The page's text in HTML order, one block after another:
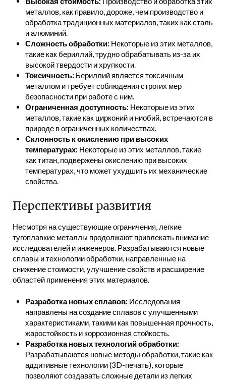
металлов, как правило, дороже, чем производство и
обработка традиционных материалов, таких как сталь
и алюминий.
Сложность обработки: Некоторые из этих металлов,
такие как бериллий, трудно обрабатывать из-за их
высокой твердости и хрупкости.
Токсичность: Бериллий является токсичным
металлом и требует соблюдения строгих мер
безопасности при работе с ним.
Ограниченная доступность: Некоторые из этих
металлов, такие как цирконий и ниобий, встречаются в
природе в ограниченных количествах.
Склонность к окислению при высоких
температурах: Некоторые из этих металлов, такие
как титан, подвержены окислению при высоких
температурах, что может ухудшить их механические
свойства.
Перспективы развития
Несмотря на существующие ограничения, легкие
тугоплавкие металлы продолжают привлекать внимание
исследователей и инженеров. Разрабатываются новые
сплавы и технологии обработки, направленные на
снижение стоимости, улучшение свойств и расширение
областей применения этих материалов.
Разработка новых сплавов: Исследования
направлены на создание сплавов с улучшенными
характеристиками, такими как повышенная прочность,
жаростойкость и коррозионная стойкость.
Разработка новых технологий обработки:
Разрабатываются новые методы обработки, такие как
аддитивные технологии (3D-печать), которые
позволяют создавать сложные детали из легких